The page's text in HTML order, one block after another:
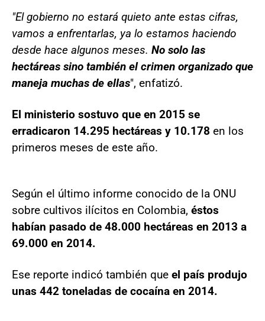
"El gobierno no estará quieto ante estas cifras,
vamos a enfrentarlas, ya lo estamos haciendo
desde hace algunos meses. No solo las
hectáreas sino también el crimen organizado que
maneja muchas de ellas", enfatizó.
El ministerio sostuvo que en 2015 se
erradicaron 14.295 hectáreas y 10.178 en los
primeros meses de este año.
Según el último informe conocido de la ONU
sobre cultivos ilícitos en Colombia, éstos
habían pasado de 48.000 hectáreas en 2013 a
69.000 en 2014.
Ese reporte indicó también que el país produjo
unas 442 toneladas de cocaína en 2014.